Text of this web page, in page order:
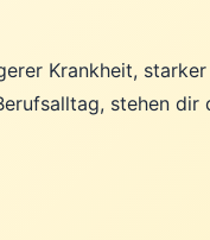
Krankheit,
stehen